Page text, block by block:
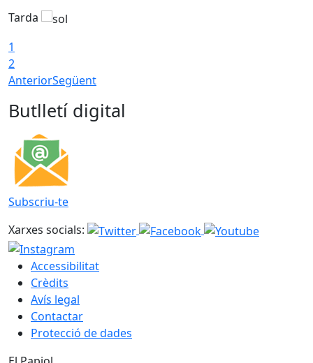
Tarda
1
2
AnteriorSegüent
Butlletí digital
Subscriu-te
Xarxes socials:
Accessibilitat
Crèdits
Avís legal
Contactar
Protecció de dades